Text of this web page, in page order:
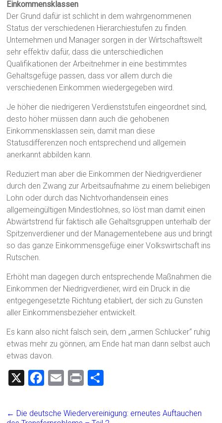
Einkommensklassen
Der Grund dafür ist schlicht in dem wahrgenommenen
Status der verschiedenen Hierarchiestufen zu finden.
Unternehmen und Manager sorgen in der Wirtschaftswelt
sehr effektiv dafür, dass die unterschiedlichen
Qualifikationen der Arbeitnehmer in eine bestimmtes
Gehaltsgefüge passen, dass vor allem durch die
verschiedenen Einkommen wiedergegeben wird.
Je höher die niedrigeren Verdienststufen eingeordnet sind,
desto höher müssen dann auch die gehobenen
Einkommensklassen sein, damit man diese
Statusdifferenzen noch entsprechend und allgemein
anerkannt abbilden kann.
Reduziert man aber die Einkommen der Niedrigverdiener
durch den Zwang zur Arbeitsaufnahme zu einem beliebigen
Lohn oder durch das Nichtvorhandensein eines
allgemeingültigen Mindestlohnes, so löst man damit einen
Abwärtstrend für faktisch alle Gehaltsgruppen unterhalb der
Spitzenverdiener und der Managementebene aus und bringt
so das ganze Einkommensgefüge einer Volkswirtschaft ins
Rutschen.
Erhöht man dagegen durch entsprechende Maßnahmen die
Einkommen der Niedrigverdiener, wird ein Druck in die
entgegengesetzte Richtung etabliert, der sich zu Gunsten
aller Einkommensbezieher entwickelt.
Es kann also nicht falsch sein, dem „armen Schlucker“ ruhig
etwas mehr zu gönnen, am Ende hat man dann selbst auch
etwas davon.
X
F
ce
E
ai
Pr
t
e
← Die deutsche Wiedervereinigung: erneutes Auftauchen